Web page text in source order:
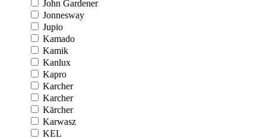
John Gardener
Jonnesway
Jupio
Kamado
Kamik
Kanlux
Kapro
Karcher
Karcher
Kärcher
Karwasz
KEL